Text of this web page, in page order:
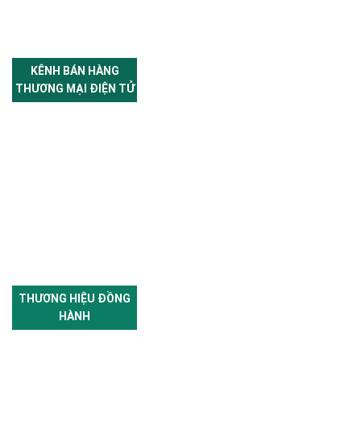
KÊNH BÁN HÀNG
THƯƠNG MẠI ĐIỆN TỬ
THƯƠNG HIỆU ĐỒNG
HÀNH